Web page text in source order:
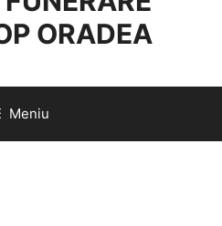
ORADEA
Meniu